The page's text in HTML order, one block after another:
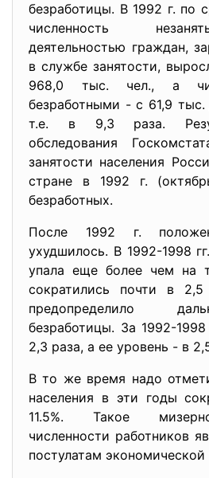
безработицы. В 1992 г. по
численность
деятельностью граждан,
в службе занятости,
968,0 тыс. чел., а
безработными - с 61,9
т.е. в 9,3 раза.
обследования
занятости населения
стране в 1992 г.
безработных.
После 1992 г.
ухудшилось. В 1992-1998
упала еще более чем на
сократились почти в
предопределило
безработицы. За 1992-
2,3 раза, а ее уровень - в
В то же время надо
населения в эти годы
11.5%. Такое
численности работников
постулатам экономической